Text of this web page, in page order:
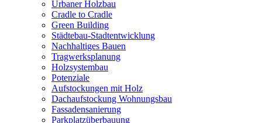
Urbaner Holzbau
Cradle to Cradle
Green Building
Städtebau-Stadtentwicklung
Nachhaltiges Bauen
Tragwerksplanung
Holzsystembau
Potenziale
Aufstockungen mit Holz
Dachaufstockung Wohnungsbau
Fassadensanierung
Parkplatzüberbauung